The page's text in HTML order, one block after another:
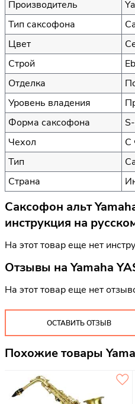
Производитель
Тип саксофона
Цвет
Строй
Eb
Отделка
Уровень владения
Форма саксофона
Чехол
С
Тип
Страна
Саксофон альт
инструкция на
На этот товар еще нет
Отзывы наYamaha
На этот товар еще нет
ОСТАВИТЬ ОТЗЫВ
Похожие товары